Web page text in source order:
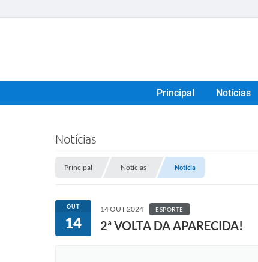
Principal Notícias
Notícias
Principal Notícias Notícia
OUT
14
14 OUT 2024 ESPORTE
2ª VOLTA DA APARECIDA!